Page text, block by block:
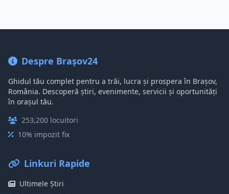
Despre Brașov24
Ghidul tău complet pentru a trăi, lucra și prospera în Brașov,
România. Descoperă știri, evenimente, servicii și oportunități
în orașul tău.
253,200 locuitori
10% impozit fix
Linkuri Rapide
Ultimele Știri